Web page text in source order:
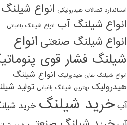
استاندارد اتصالات هیدرولیکی انواع شیلنگ
انواع شیلنگ آب انواع شیلنگ باغبانی
انواع شیلنگ صنعتی انواع
شیلنگ فشار قوی
انواع شیلنگ های هیدرولیک انواع شیلنگ
هیدرولیک بهترین شیلنگ باغبانی تولید
آب خرید شیلنگ خرید